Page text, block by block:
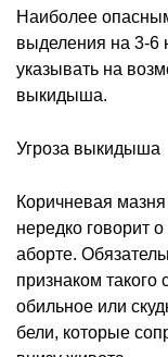
Наиболее
выделения на 3-6
указывать на
выкидыша.
Угроза выкидыша
Коричневая
нередко говорит
аборте.
признаком такого
обильное или
бели, которые